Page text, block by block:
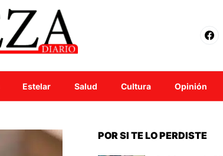
Estelar Salud Cultura Opinión
POR SI TE LO PERDISTE